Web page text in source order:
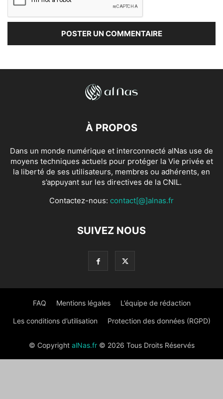
À PROPOS
Dans un monde numérique et interconnecté alNas use de
moyens techniques actuels pour protéger la Vie privée et
la liberté de ses utilisateurs, membres ou adhérents, en
s’appuyant sur les directives de la CNIL.
Contactez-nous: contact[@]alnas.fr
SUIVEZ NOUS
FAQ Mentions légales L’équipe de rédaction
Les conditions d’utilisation Protection des données (RGPD)
© Copyright alNas.fr© 2026 Tous Droits Réservés